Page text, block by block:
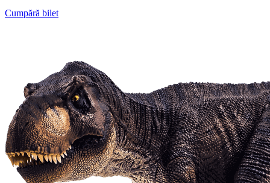
Cumpără bilet